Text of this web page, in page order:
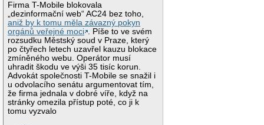
Firma T-Mobile blokovala
„dezinformační web“ AC24 bez toho,
aniž by k tomu měla závazný pokyn
orgánů veřejné moci . Píše to ve svém
rozsudku Městský soud v Praze, který
po čtyřech letech uzavřel kauzu blokace
zmíněného webu. Operátor musí
uhradit škodu ve výši 35 tisíc korun.
Advokát společnosti T-Mobile se snažil i
u odvolacího senátu argumentovat tím,
že firma jednala v dobré víře, když na
stránky omezila přístup poté, co ji k
tomu vyzvalo